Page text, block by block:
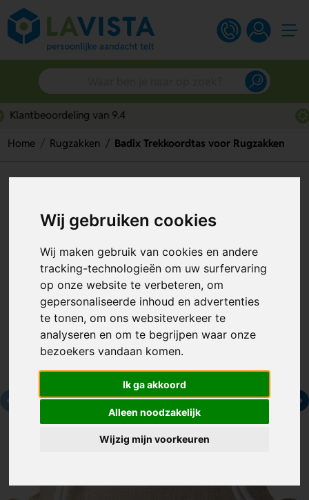
Wij gebruiken cookies
Wij maken gebruik van cookies en andere
tracking-technologieën om uw surfervaring
op onze website te verbeteren, om
gepersonaliseerde inhoud en advertenties
te tonen, om ons websiteverkeer te
analyseren en om te begrijpen waar onze
bezoekers vandaan komen.
Ik ga akkoord
Alleen noodzakelijk
Wijzig mijn voorkeuren
Snelle persoonlijke service
Home Rugzakken Badix Trekkoordtas voor Rugzakken
Rugzakken